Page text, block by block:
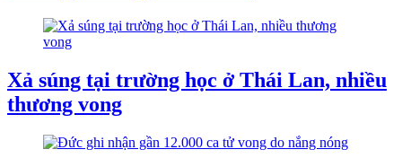
Xả súng tại trường học ở Thái Lan, nhiều
thương vong